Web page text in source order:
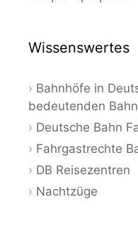
Wissenswertes
Bahnhöfe in
bedeutenden
Deutsche Bahn
Fahrgastrechte
DB Reisezentren
Nachtzüge